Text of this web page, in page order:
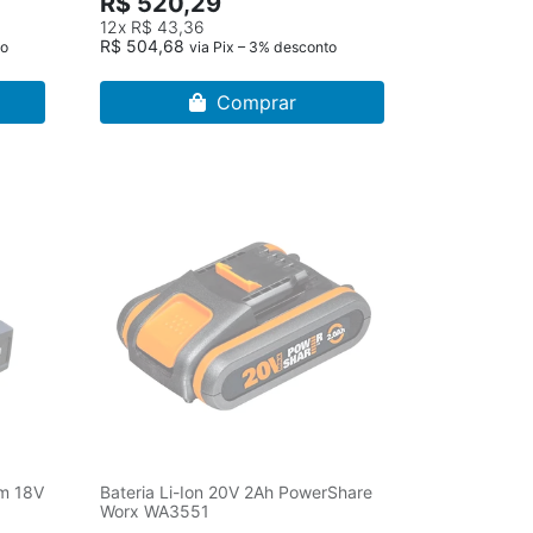
12x R$ 43,36
R$ 504,68 via Pix – 3% desconto
Comprar
18V
Bateria Li-Ion 20V 2Ah PowerShare
Worx WA3551